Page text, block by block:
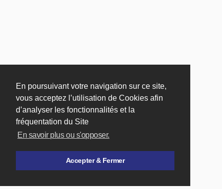
En poursuivant votre navigation sur ce site,
vous acceptez l’utilisation de Cookies afin
d’analyser les fonctionnalités et la
fréquentation du Site
En savoir plus ou s'opposer.
Accepter & Fermer